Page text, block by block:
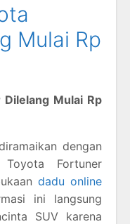
Mulai Rp
Dilelang Mulai Rp
dengan
Fortuner
dadu online
ini langsung
SUV karena